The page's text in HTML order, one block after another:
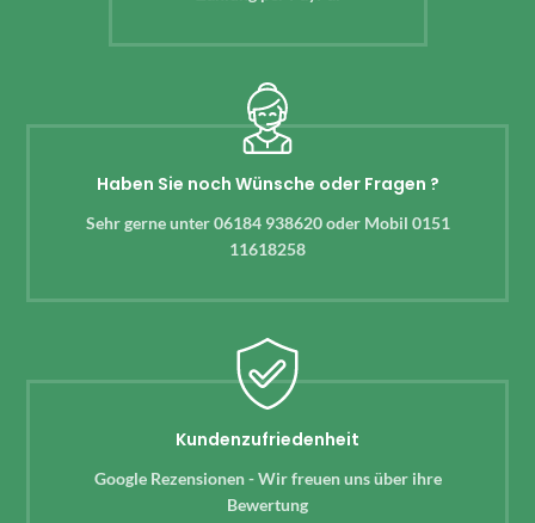
Haben Sie noch Wünsche oder Fragen ?
Sehr gerne unter 06184 938620 oder Mobil 0151
11618258
Kundenzufriedenheit
Google Rezensionen - Wir freuen uns über ihre
Bewertung